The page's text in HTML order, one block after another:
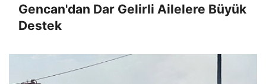
Gencan'dan Dar Gelirli Ailelere Büyük
Destek